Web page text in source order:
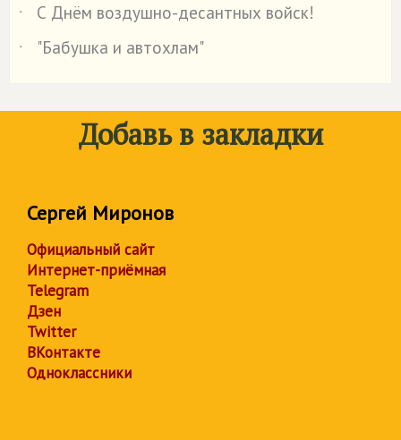
˙
С Днём воздушно-десантных войск!
˙
"Бабушка и автохлам"
Добавь в закладки
Сергей Миронов
Официальный сайт
Интернет-приёмная
Telegram
Дзен
Twitter
ВКонтакте
Одноклассники